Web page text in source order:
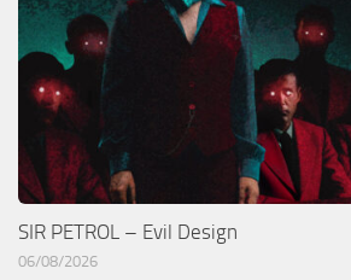
SIR PETROL – Evil Design
06/08/2026